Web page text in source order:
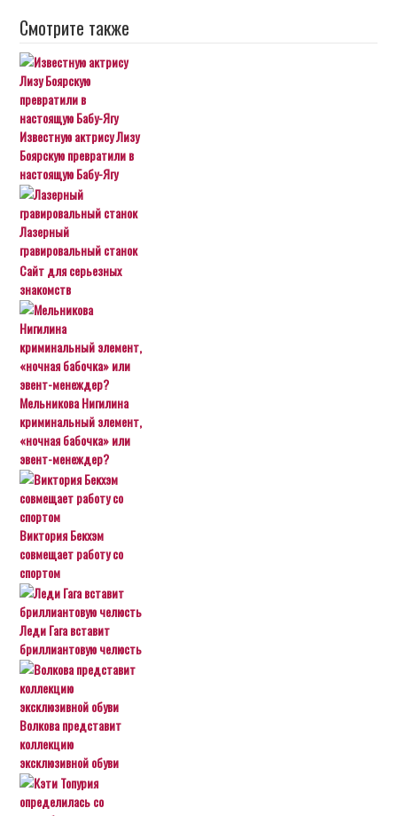
Смотрите также
Известную актрису Лизу
Боярскую превратили в
настоящую Бабу-Ягу
Лазерный
гравировальный станок
Сайт для серьезных
знакомств
Мельникова Нигилина
криминальный элемент,
«ночная бабочка» или
эвент-менеждер?
Виктория Бекхэм
совмещает работу со
спортом
Леди Гага вставит
бриллиантовую челюсть
Волкова представит
коллекцию
эксклюзивной обуви